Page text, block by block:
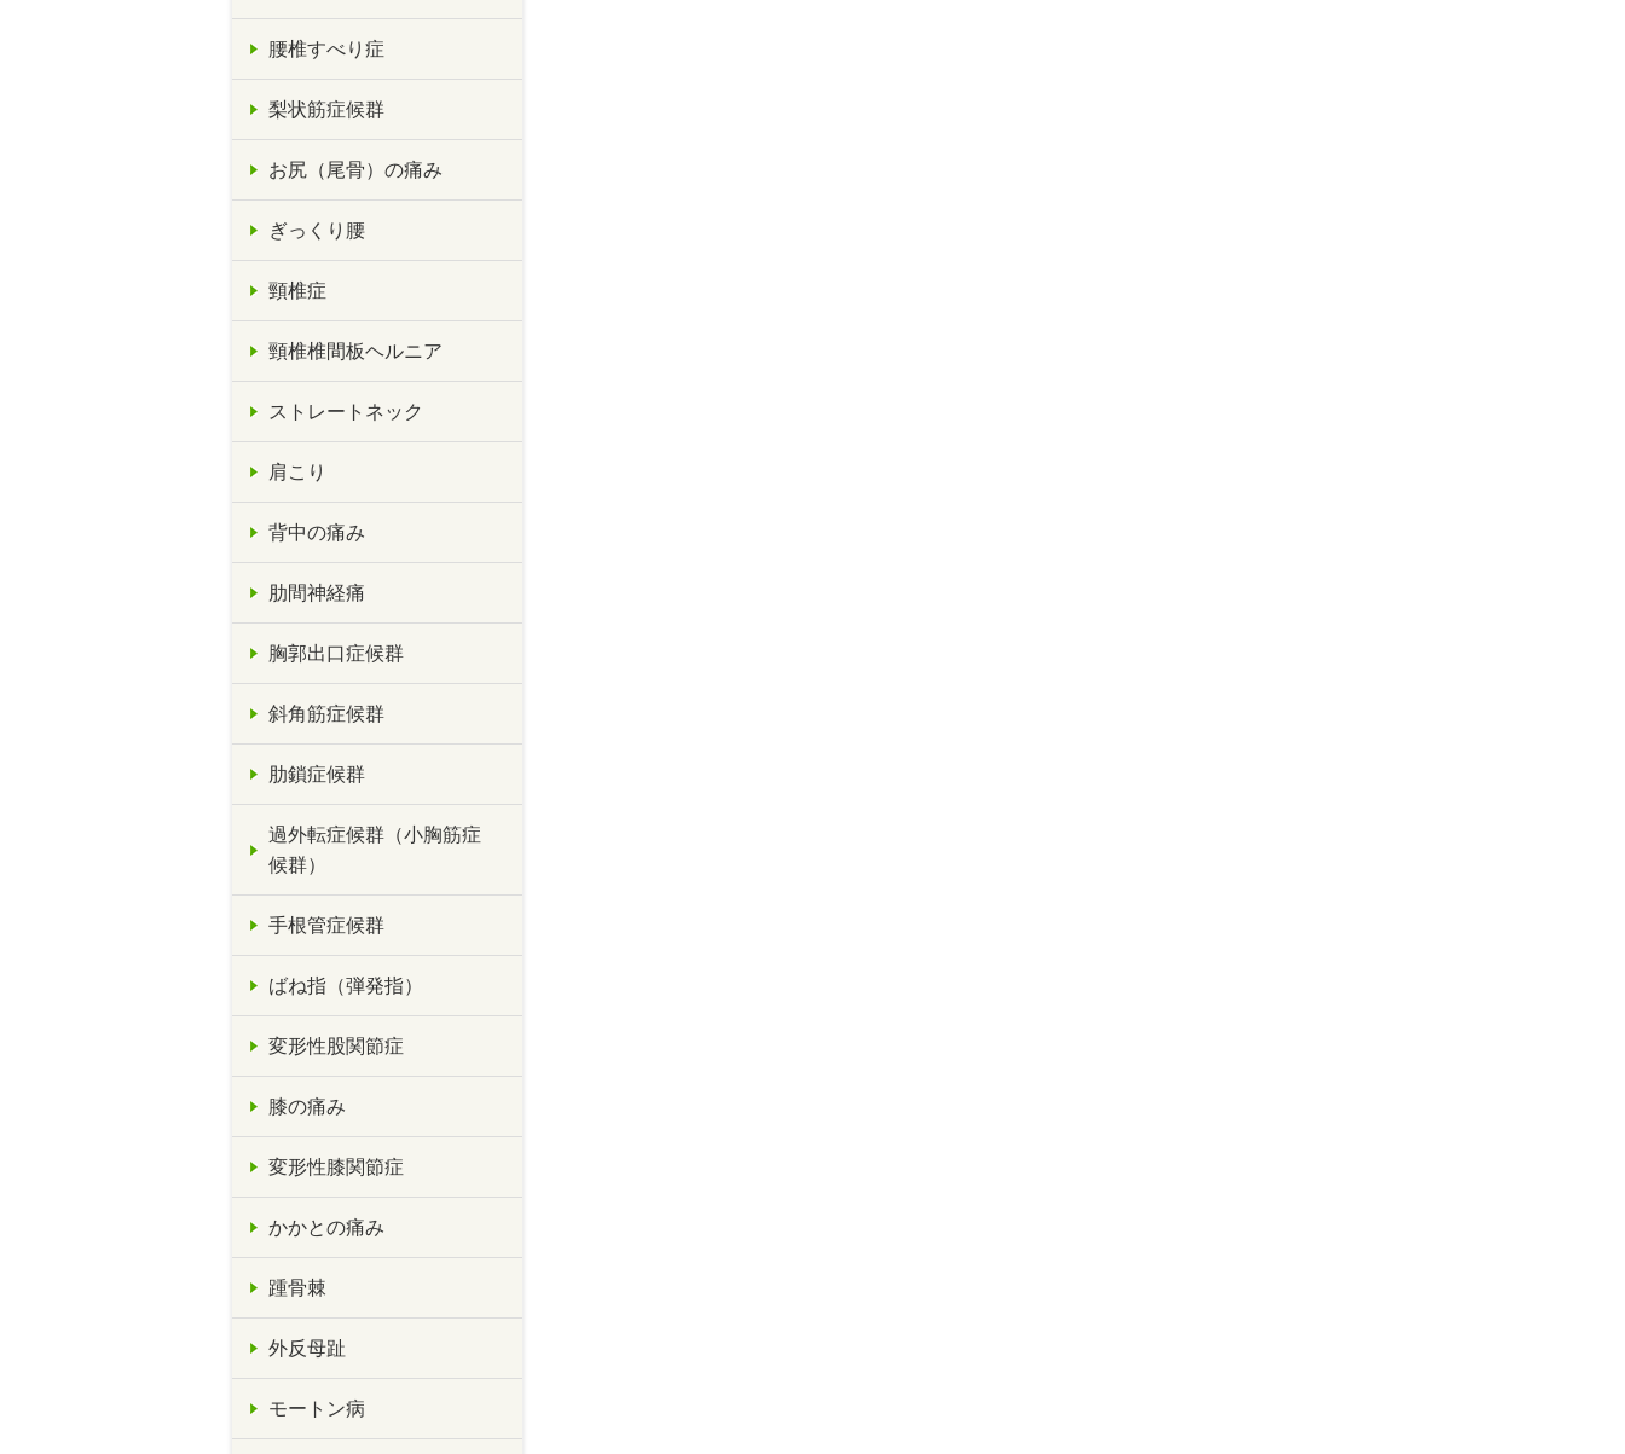
腰椎すべり症
梨状筋症候群
お尻（尾骨）の痛み
ぎっくり腰
頸椎症
頸椎椎間板ヘルニア
ストレートネック
肩こり
背中の痛み
肋間神経痛
胸郭出口症候群
斜角筋症候群
肋鎖症候群
過外転症候群（小胸筋症
候群）
手根管症候群
ばね指（弾発指）
変形性股関節症
膝の痛み
変形性膝関節症
かかとの痛み
踵骨棘
外反母趾
モートン病